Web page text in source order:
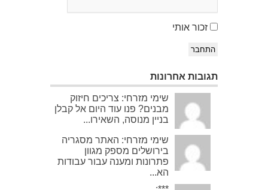
זכור אותי
התחבר
תגובות אחרונות
שימי מזרחי: צריכים חיזוק
מבנים? פנו עוד היום אל קבלן
בניין מנוסה, השאירו...
שימי מזרחי: האתר מסגריה
בירושלים מספק מגוון
פתרונות ומענה עבור עבודות
הא...